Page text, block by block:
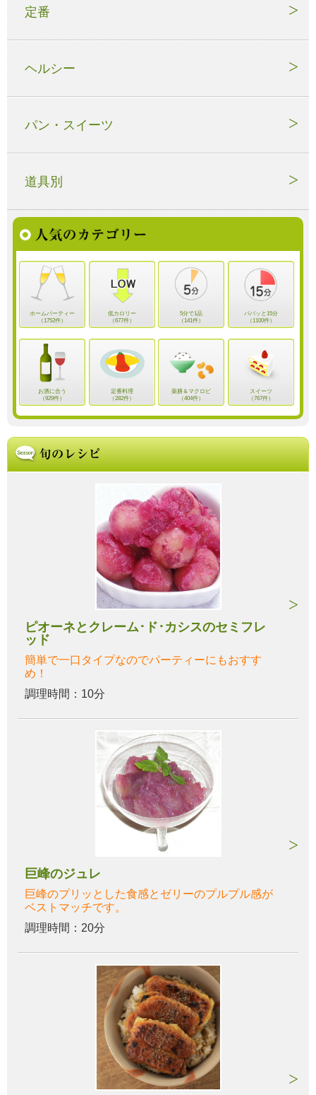
定番
ヘルシー
パン・スイーツ
道具別
ホームパーティー
（1752件）
低カロリー
（677件）
5分で1品
（141件）
パパッと15分
（1100件）
お酒に合う
（929件）
定番料理
（282件）
薬膳＆マクロビ
（404件）
スイーツ
（767件）
ピオーネとクレーム･ド･カシスのセミフレ
ッド
簡単で一口タイプなのでパーティーにもおすす
め！
調理時間：10分
巨峰のジュレ
巨峰のプリッとした食感とゼリーのプルプル感が
ベストマッチです。
調理時間：20分